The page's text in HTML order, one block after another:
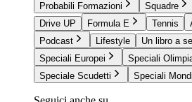
Probabili Formazioni
Squadre
Drive UP
Formula E Tennis
Podcast
Lifestyle
Un libro a
Speciali Europei
Speciali
Speciale Scudetti
Speciali